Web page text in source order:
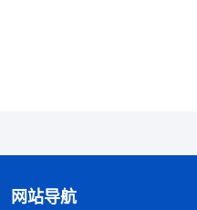
网站导航